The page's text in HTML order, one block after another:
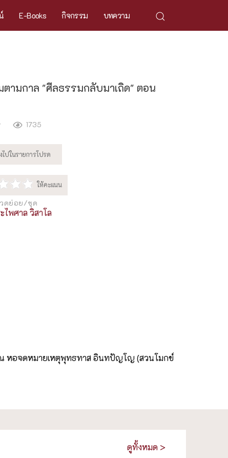
E-Books กิจกรรม บทความ
ตามกาล "ศีลธรรมกลับมาเถิด" ตอน
1735
ดย่อย/ชุด
ไพศาล วิสาโล
หอจดหมายเหตุพุทธทาส อินทปัญโญ (สวนโมกข์
ดูทั้งหมด >